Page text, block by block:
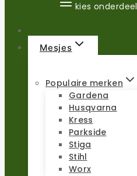
kies onderdeel
Mesjes
Populaire merken
Gardena
Husqvarna
Kress
Parkside
Stiga
Stihl
Worx